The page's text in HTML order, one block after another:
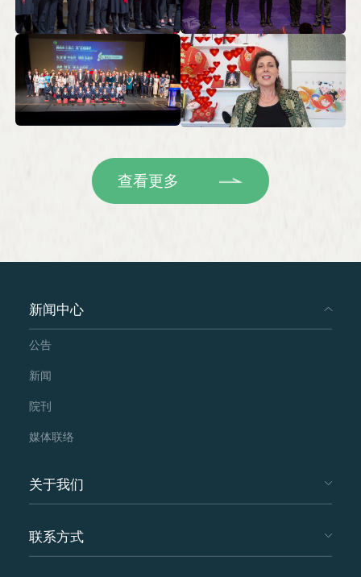
查看更多
新闻中心
公告
新闻
院刊
媒体联络
关于我们
联系方式